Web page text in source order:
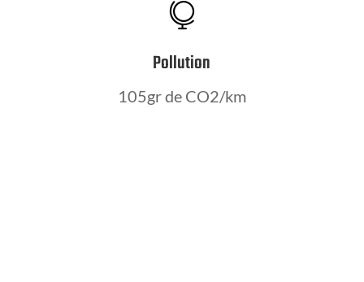

Pollution
105gr de CO2/km